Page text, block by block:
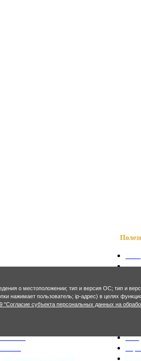
о местоположении; тип и версия ОС; тип и
нажимает пользователь; ip-адрес) в целях
субъекта персональных данных на